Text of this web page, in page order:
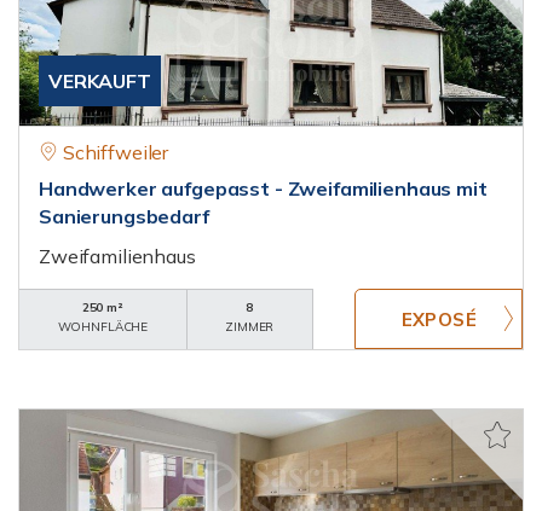
VERKAUFT
Schiffweiler
Handwerker aufgepasst - Zweifamilienhaus mit
Sanierungsbedarf
Zweifamilienhaus
250 m²
WOHNFLÄCHE
8
ZIMMER